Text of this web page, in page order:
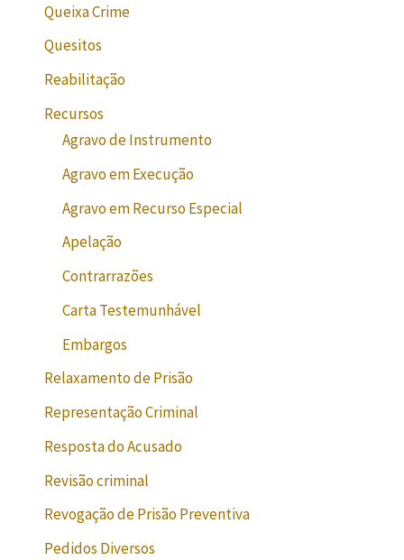
Queixa Crime
Quesitos
Reabilitação
Recursos
Agravo de Instrumento
Agravo em Execução
Agravo em Recurso Especial
Apelação
Contrarrazões
Carta Testemunhável
Embargos
Relaxamento de Prisão
Representação Criminal
Resposta do Acusado
Revisão criminal
Revogação de Prisão Preventiva
Pedidos Diversos